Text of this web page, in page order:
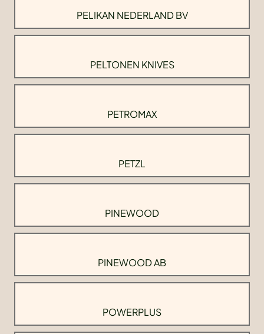
PELIKAN NEDERLAND BV
PELTONEN KNIVES
PETROMAX
PETZL
PINEWOOD
PINEWOOD AB
POWERPLUS